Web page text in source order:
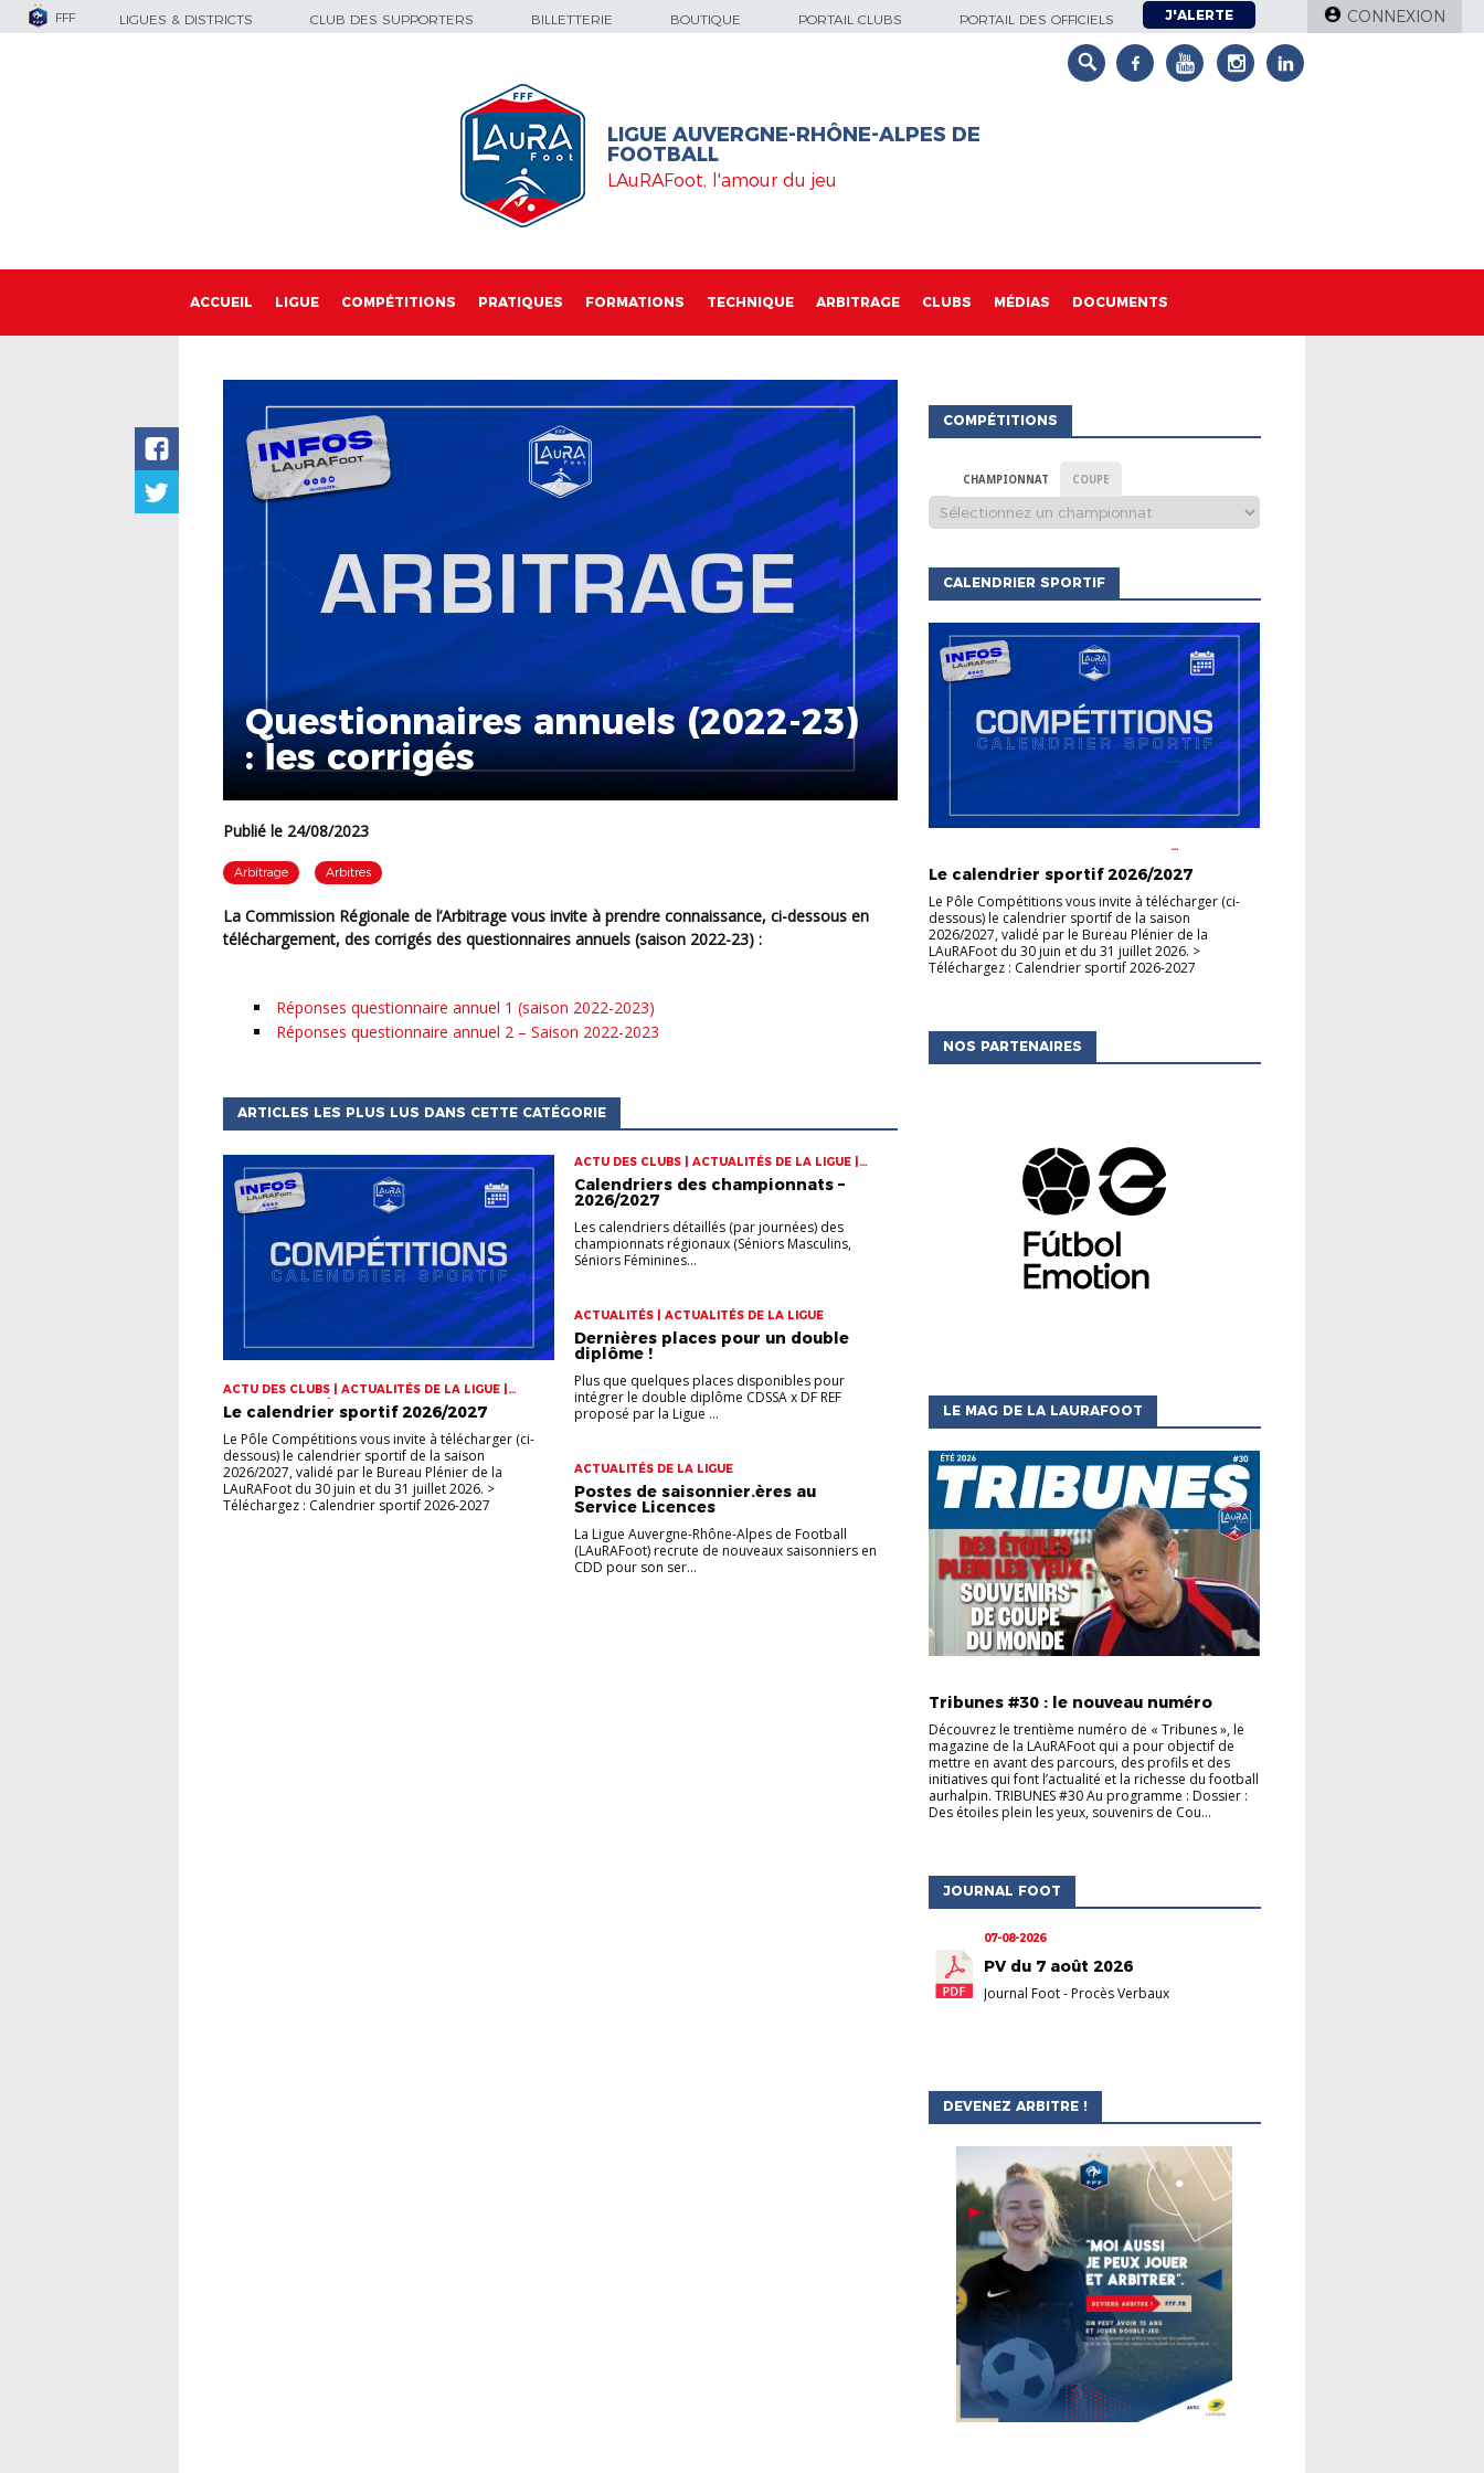
FFF LIGUES & DISTRICTS CLUB DES SUPPORTERS BILLETTERIE BOUTIQUE PORTAIL CLUBS PORTAIL DES OFFICIELS J'ALERTE CONNEXION
LIGUE AUVERGNE-RHÔNE-ALPES DE
FOOTBALL
LAuRAFoot, l'amour du jeu
ACCUEIL LIGUE COMPÉTITIONS PRATIQUES FORMATIONS TECHNIQUE ARBITRAGE CLUBS MÉDIAS DOCUMENTS
Questionnaires annuels (2022-23)
: les corrigés
Publié le 24/08/2023
Arbitrage Arbitres
La Commission Régionale de l’Arbitrage vous invite à prendre connaissance, ci-dessous en
téléchargement, des corrigés des questionnaires annuels (saison 2022-23) :
Réponses questionnaire annuel 1 (saison 2022-2023)
Réponses questionnaire annuel 2 – Saison 2022-2023
ARTICLES LES PLUS LUS DANS CETTE CATÉGORIE
ACTU DES CLUBS | ACTUALITÉS DE LA LIGUE |
CHAMPIONNATS | COUPES
Le calendrier sportif 2026/2027
Le Pôle Compétitions vous invite à télécharger (ci-
dessous) le calendrier sportif de la saison
2026/2027, validé par le Bureau Plénier de la
LAuRAFoot du 30 juin et du 31 juillet 2026. >
Téléchargez : Calendrier sportif 2026-2027
ACTU DES CLUBS | ACTUALITÉS DE LA LIGUE |
CHAMPIONNATS
Calendriers des championnats –
2026/2027
Les calendriers détaillés (par journées) des
championnats régionaux (Séniors Masculins,
Séniors Féminines...
ACTUALITÉS | ACTUALITÉS DE LA LIGUE
Dernières places pour un double
diplôme !
Plus que quelques places disponibles pour
intégrer le double diplôme CDSSA x DF REF
proposé par la Ligue ...
ACTUALITÉS DE LA LIGUE
Postes de saisonnier.ères au
Service Licences
La Ligue Auvergne-Rhône-Alpes de Football
(LAuRAFoot) recrute de nouveaux saisonniers en
CDD pour son ser...
COMPÉTITIONS
CHAMPIONNAT COUPE
CALENDRIER SPORTIF
Le calendrier sportif 2026/2027
Le Pôle Compétitions vous invite à télécharger (ci-
dessous) le calendrier sportif de la saison
2026/2027, validé par le Bureau Plénier de la
LAuRAFoot du 30 juin et du 31 juillet 2026. >
Téléchargez : Calendrier sportif 2026-2027
NOS PARTENAIRES
LE MAG DE LA LAURAFOOT
Tribunes #30 : le nouveau numéro
Découvrez le trentième numéro de « Tribunes », le
magazine de la LAuRAFoot qui a pour objectif de
mettre en avant des parcours, des profils et des
initiatives qui font l’actualité et la richesse du football
aurhalpin. TRIBUNES #30 Au programme : Dossier :
Des étoiles plein les yeux, souvenirs de Cou...
JOURNAL FOOT
07-08-2026
PV du 7 août 2026
Journal Foot- Procès Verbaux
DEVENEZ ARBITRE !